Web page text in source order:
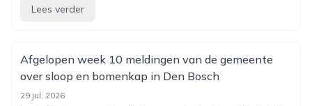
Lees verder
Afgelopen week 10 meldingen van de gemeente
over sloop en bomenkap in Den Bosch
29 jul. 2026